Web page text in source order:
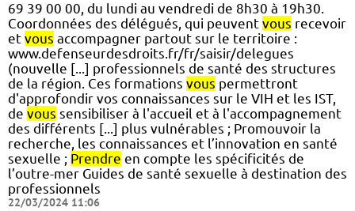
69 39 00 00, du lundi au vendredi de 8h30 à 19h30.
Coordonnées des délégués, qui peuvent vous recevoir
et vous accompagner partout sur le territoire :
www.defenseurdesdroits.fr/fr/saisir/delegues
(nouvelle [...] professionnels de santé des structures
de la région. Ces formations vous permettront
d'approfondir vos connaissances sur le VIH et les IST,
de vous sensibiliser à l'accueil et à l'accompagnement
des différents [...] plus vulnérables ; Promouvoir la
recherche, les connaissances et l’innovation en santé
sexuelle ; Prendre en compte les spécificités de
l’outre-mer Guides de santé sexuelle à destination des
professionnels
22/03/2024 11:06